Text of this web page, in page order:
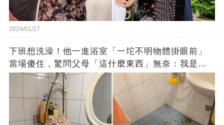
2024/01/17
下班想洗澡！他一進浴室「一坨不明物體掛眼前」
當場傻住，驚問父母「這什麼東西」無奈：我是親
生的嗎？